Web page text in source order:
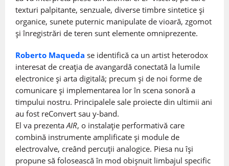
texturi palpitante, senzuale, diverse timbre sintetice și
organice, sunete puternic manipulate de vioară, zgomot
și înregistrări de teren sunt elemente omniprezente.
Roberto Maqueda se identifică ca un artist heterodox
interesat de creația de avangardă conectată la lumile
electronice și arta digitală; precum şi de noi forme de
comunicare şi implementarea lor în scena sonoră a
timpului nostru. Principalele sale proiecte din ultimii ani
au fost reConvert sau y-band.
El va prezenta AIR, o instalație performativă care
combină instrumente amplificate și module de
electrovalve, creând percuții analogice. Piesa nu își
propune să folosească în mod obișnuit limbajul specific